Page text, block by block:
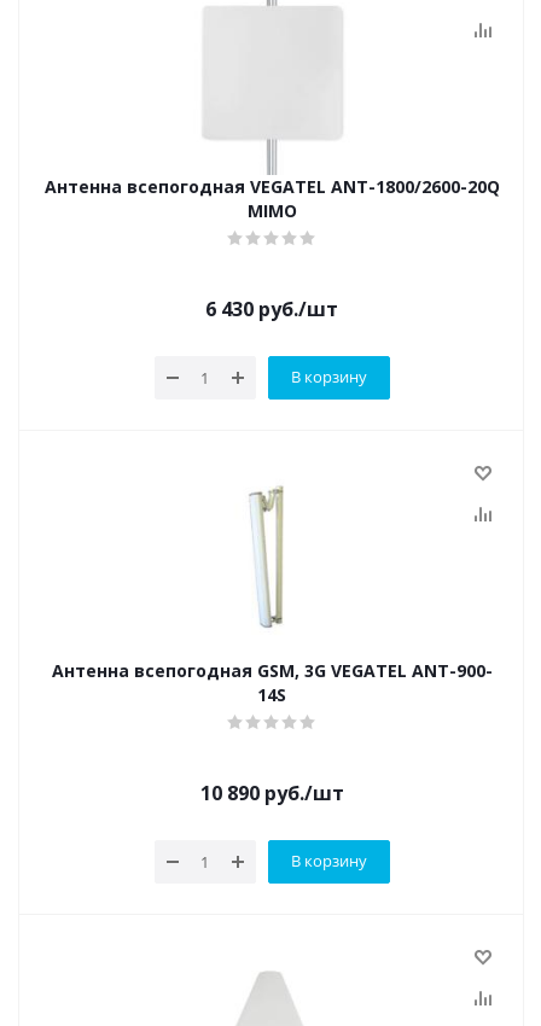
Антенна всепогодная VEGATEL ANT-1800/2600-20Q
MIMO
6 430 руб./шт
В корзину
Антенна всепогодная GSM, 3G VEGATEL ANT-900-
14S
10 890руб./шт
В корзину